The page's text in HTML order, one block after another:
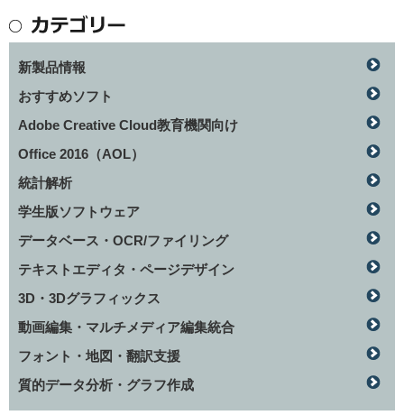
新製品情報
おすすめソフト
Adobe Creative Cloud教育機関向け
Office 2016（AOL）
統計解析
学生版ソフトウェア
データベース・OCR/ファイリング
テキストエディタ・ページデザイン
3D・3Dグラフィックス
動画編集・マルチメディア編集統合
フォント・地図・翻訳支援
質的データ分析・グラフ作成